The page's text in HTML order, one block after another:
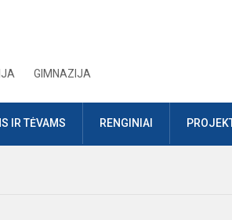
GIMNAZIJA
IR TĖVAMS RENGINIAI